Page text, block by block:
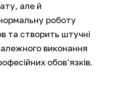
але й
роботу
та створить штучні
виконання
обов’язків.